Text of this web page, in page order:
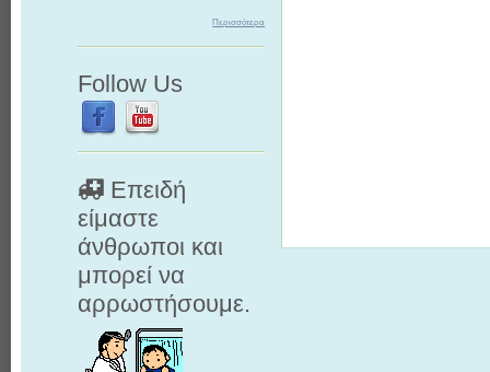
Περισσότερα
Follow Us
Επειδή
είμαστε
άνθρωποι και
μπορεί να
αρρωστήσουμε.